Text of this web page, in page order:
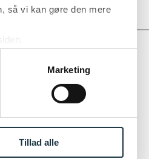
så vi kan gøre den mere
Marketing
Tillad alle
men for